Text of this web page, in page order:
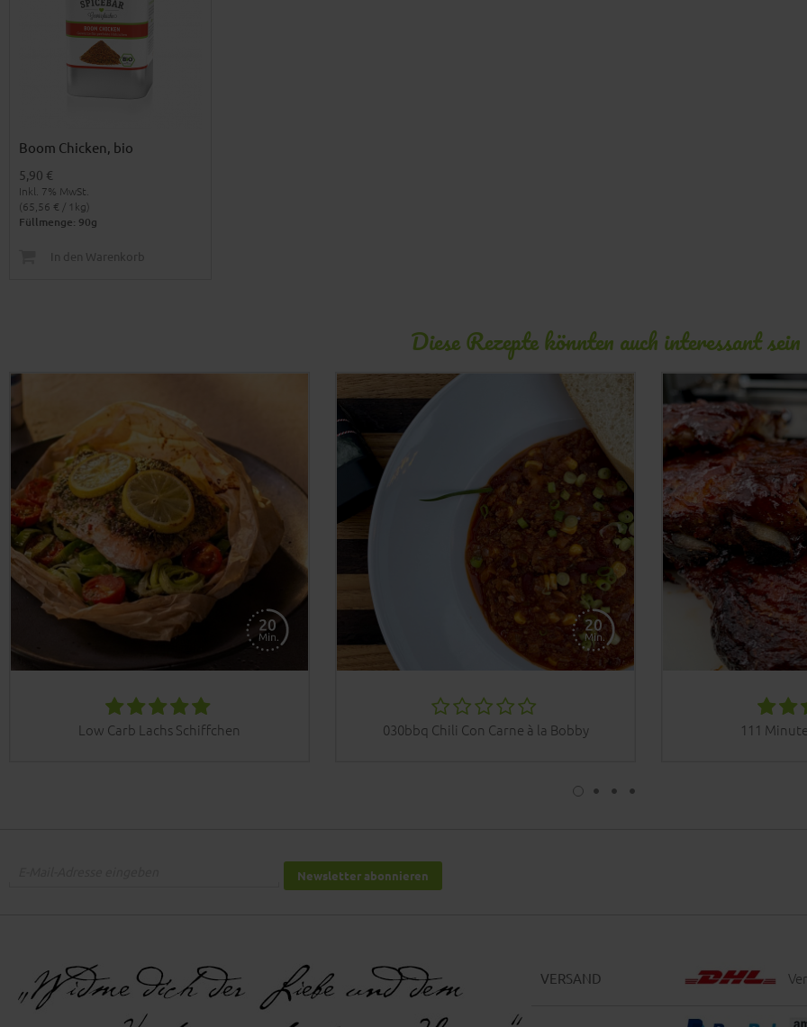
Boom Chicken, bio
5,90 €
Inkl. 7% MwSt.
(65,56 € / 1kg)
Füllmenge: 90g
In den Warenkorb
Diese Rezepte könnten auch interessant sein
Low Carb Lachs Schiffchen 030bbq Chili Con Carne à la Bobby 111
Newsletter abonnieren
VERSAND